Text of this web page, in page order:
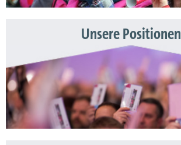
Unsere Positionen